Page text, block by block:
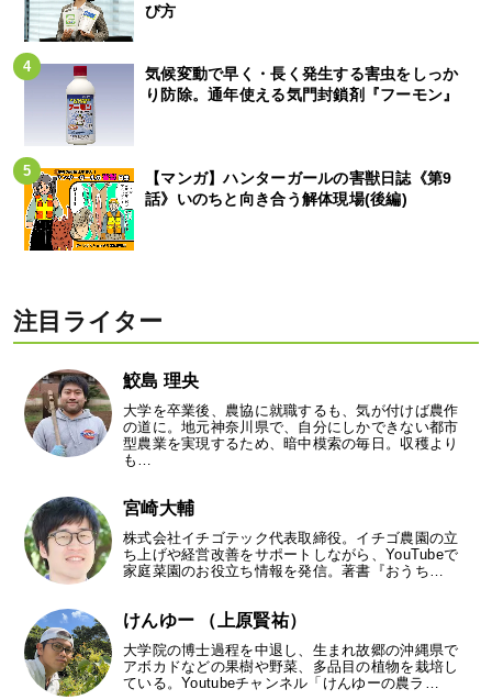
び方
気候変動で早く・長く発生する害虫をしっか
り防除。通年使える気門封鎖剤『フーモン』
【マンガ】ハンターガールの害獣日誌《第9
話》いのちと向き合う解体現場(後編)
注目ライター
鮫島 理央
大学を卒業後、農協に就職するも、気が付けば農作
の道に。地元神奈川県で、自分にしかできない都市
型農業を実現するため、暗中模索の毎日。収穫より
も…
宮崎大輔
株式会社イチゴテック代表取締役。イチゴ農園の立
ち上げや経営改善をサポートしながら、YouTubeで
家庭菜園のお役立ち情報を発信。著書『おうち…
けんゆー （上原賢祐）
大学院の博士過程を中退し、生まれ故郷の沖縄県で
アボカドなどの果樹や野菜、多品目の植物を栽培し
ている。Youtubeチャンネル「けんゆーの農ラ…